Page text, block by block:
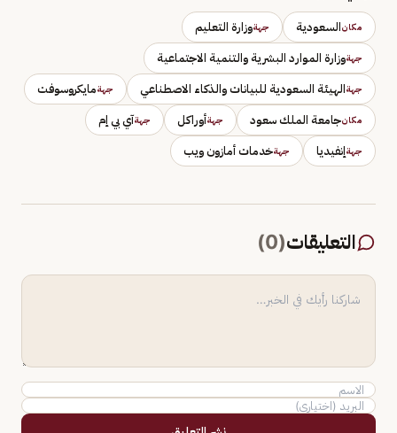
مكانالسعودية جهةوزارة التعليم
جهةوزارة الموارد البشرية والتنمية الاجتماعية
جهةالهيئة السعودية للبيانات والذكاء الاصطناعي جهةمايكروسوفت
مكانجامعة الملك سعود جهةأوراكل جهةآي‌ بي‌ إم
جهةإنفيديا جهةخدمات أمازون ويب
التعليقات(
0
)